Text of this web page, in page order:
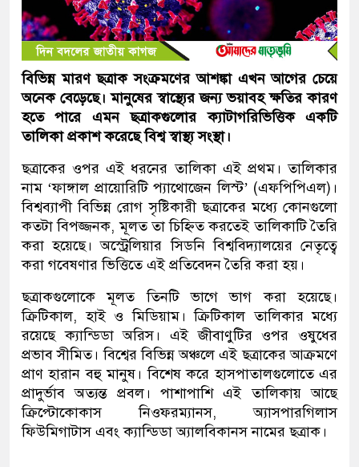
বিভিন্ন মারণ ছত্রাক সংক্রমণের আশঙ্কা এখন আগের চেয়ে
অনেক বেড়েছে। মানুষের স্বাস্থ্যের জন্য ভয়াবহ ক্ষতির কারণ
হতে পারে এমন ছত্রাকগুলোর ক্যাটাগরিভিত্তিক একটি
তালিকা প্রকাশ করেছে বিশ্ব স্বাস্থ্য সংস্থা।
ছত্রাকের ওপর এই ধরনের তালিকা এই প্রথম। তালিকার
নাম ‘ফাঙ্গাল প্রায়োরিটি প্যাথোজেন লিস্ট’ (এফপিপিএল)।
বিশ্বব্যাপী বিভিন্ন রোগ সৃষ্টিকারী ছত্রাকের মধ্যে কোনগুলো
কতটা বিপজ্জনক, মূলত তা চিহ্নিত করতেই তালিকাটি তৈরি
করা হয়েছে। অস্ট্রেলিয়ার সিডনি বিশ্ববিদ্যালয়ের নেতৃত্বে
করা গবেষণার ভিত্তিতে এই প্রতিবেদন তৈরি করা হয়।
ছত্রাকগুলোকে মূলত তিনটি ভাগে ভাগ করা হয়েছে।
ক্রিটিকাল, হাই ও মিডিয়াম। ক্রিটিকাল তালিকার মধ্যে
রয়েছে ক্যান্ডিডা অরিস। এই জীবাণুটির ওপর ওষুধের
প্রভাব সীমিত। বিশ্বের বিভিন্ন অঞ্চলে এই ছত্রাকের আক্রমণে
প্রাণ হারান বহু মানুষ। বিশেষ করে হাসপাতালগুলোতে এর
প্রাদুর্ভাব অত্যন্ত প্রবল। পাশাপাশি এই তালিকায় আছে
ক্রিপ্টোকোকাস নিওফরম্যানস, অ্যাসপারগিলাস
ফিউমিগাটাস এবং ক্যান্ডিডা অ্যালবিকানস নামের ছত্রাক।